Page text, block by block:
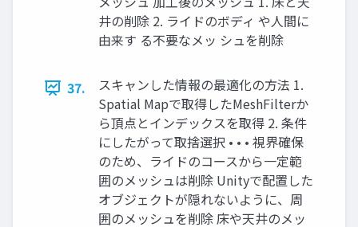
井の削除 2. ライドのボディ や人間に
由来す る不要なメッ シュを削除
37.
スキャンした情報の最適化の方法 1.
Spatial Mapで取得したMeshFilterか
ら頂点とインデックスを取得 2. 条件
にしたがって取捨選択 • • • 視界確保
のため、ライドのコースから一定範
囲のメッシュは削除 Unityで配置した
オブジェクトが隠れないように、周
囲のメッシュを削除 床や天井のメッ